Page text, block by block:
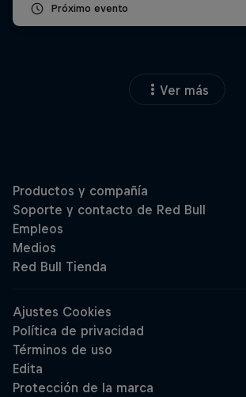
Próximo evento
Ver más